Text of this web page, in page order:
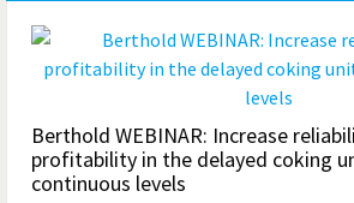
Berthold WEBINAR: Increase
profitability in the delayed coking
continuous levels